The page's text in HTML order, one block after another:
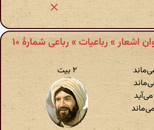
اشعار » رباعیات » رباعی شمارهٔ ۱۰
۲ بیت